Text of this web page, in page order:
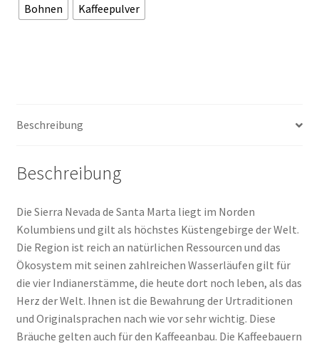
Bohnen
Kaffeepulver
Beschreibung
Beschreibung
Die Sierra Nevada de Santa Marta liegt im Norden
Kolumbiens und gilt als höchstes Küstengebirge der Welt.
Die Region ist reich an natürlichen Ressourcen und das
Ökosystem mit seinen zahlreichen Wasserläufen gilt für
die vier Indianerstämme, die heute dort noch leben, als das
Herz der Welt. Ihnen ist die Bewahrung der Urtraditionen
und Originalsprachen nach wie vor sehr wichtig. Diese
Bräuche gelten auch für den Kaffeeanbau. Die Kaffeebauern